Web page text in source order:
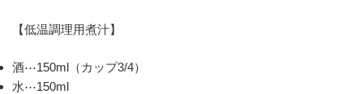
【低温調理用煮汁】
酒⋯150ml（カップ3/4）
水⋯150ml